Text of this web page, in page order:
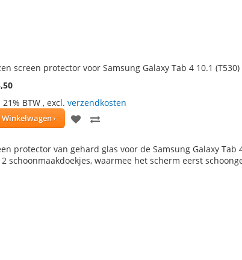
screen protector voor Samsung Galaxy Tab 4 10.1 (T530)
21% BTW , excl. verzendkosten
Winkelwagen
VOEG
AANTE
protector van gehard glas voor de Samsung Galaxy
schoonmaakdoekjes, waarmee het scherm eerst